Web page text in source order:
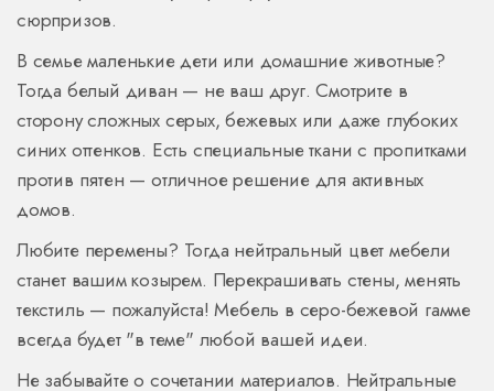
сюрпризов.
В семье маленькие дети или домашние животные?
Тогда белый диван — не ваш друг. Смотрите в
сторону сложных серых, бежевых или даже глубоких
синих оттенков. Есть специальные ткани с пропитками
против пятен — отличное решение для активных
домов.
Любите перемены? Тогда нейтральный цвет мебели
станет вашим козырем. Перекрашивать стены, менять
текстиль — пожалуйста! Мебель в серо-бежевой гамме
всегда будет "в теме" любой вашей идеи.
Не забывайте о сочетании материалов. Нейтральные